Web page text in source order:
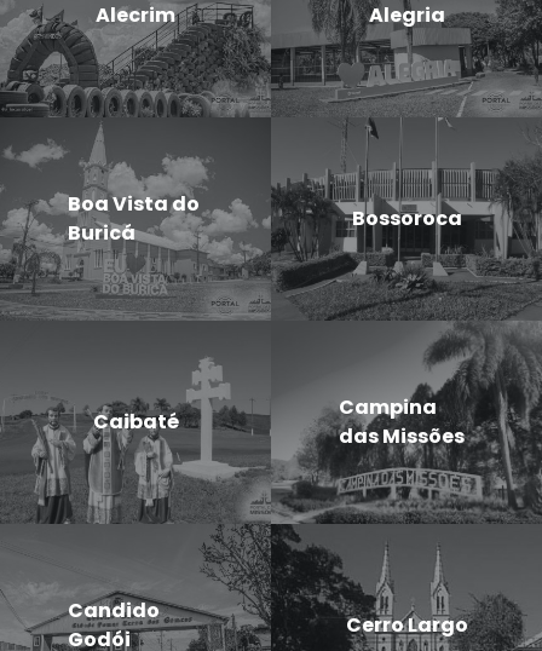
Alecrim Alegria
Boa Vista do
Buricá
Bossoroca
Caibaté
Campina
das Missões
Candido
Godói
Cerro Largo